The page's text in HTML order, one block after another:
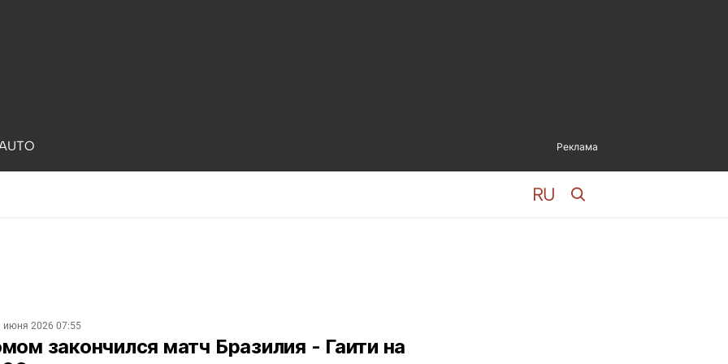
Реклама
июня 2026 07:55
закончился матч Бразилия - Гаити на